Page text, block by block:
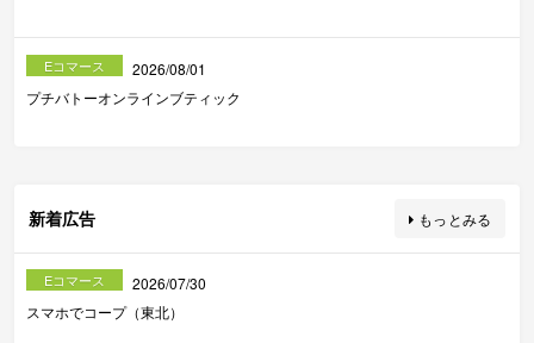
Eコマース
2026/08/01
プチバトーオンラインブティック
新着広告 もっとみる
Eコマース
2026/07/30
スマホでコープ（東北）